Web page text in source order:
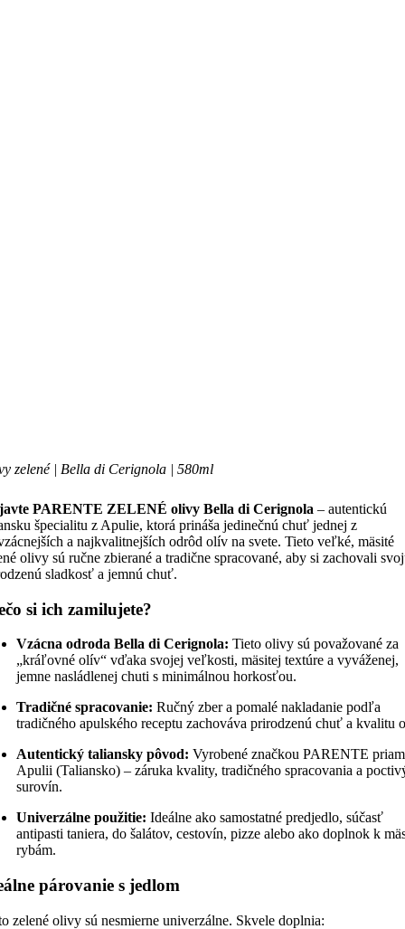
zelené | Bella di Cerignola | 580ml
PARENTE ZELENÉ olivy Bella di Cerignola – autentickú
špecialitu z Apulie, ktorá prináša jedinečnú chuť jednej z
a najkvalitnejších odrôd olív na svete. Tieto veľké, mäsité
olivy sú ručne zbierané a tradične spracované, aby si zachovali
sladkosť a jemnú chuť.
si ich zamilujete?
Vzácna odroda Bella di Cerignola: Tieto olivy sú považované za
„kráľovné olív“ vďaka svojej veľkosti, mäsitej textúre a vyváženej,
jemne nasládlenej chuti s minimálnou horkosťou.
Tradičné spracovanie: Ručný zber a pomalé nakladanie podľa
tradičného apulského receptu zachováva prirodzenú chuť a kvalitu
Autentický taliansky pôvod: Vyrobené značkou PARENTE
Apulii (Taliansko) – záruka kvality, tradičného spracovania a
surovín.
Univerzálne použitie: Ideálne ako samostatné predjedlo, súčasť
antipasti taniera, do šalátov, cestovín, pizze alebo ako doplnok k
rybám.
párovanie s jedlom
zelené olivy sú nesmierne univerzálne. Skvele doplnia: